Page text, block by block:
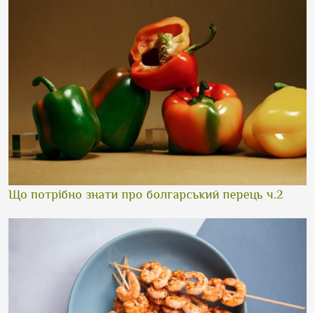
Що потрібно знати про болгарський перець ч.2